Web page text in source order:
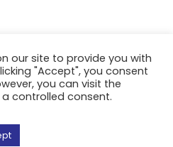
riservati.
our site to provide you with
"Accept", you consent
you can visit the
controlled consent.